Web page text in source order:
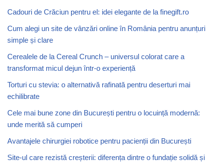
Cadouri de Crăciun pentru el: idei elegante de la finegift.ro
Cum alegi un site de vânzări online în România pentru anunțuri
simple și clare
Cerealele de la Cereal Crunch – universul colorat care a
transformat micul dejun într-o experiență
Torturi cu stevia: o alternativă rafinată pentru deserturi mai
echilibrate
Cele mai bune zone din București pentru o locuință modernă:
unde merită să cumperi
Avantajele chirurgiei robotice pentru pacienții din București
Site-ul care rezistă creșterii: diferența dintre o fundație solidă și